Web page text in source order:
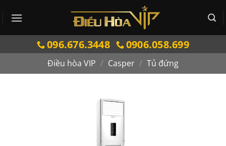
qua
096.676.3448 0906.058.699
Điều hòa VIP / Casper / Tủ đứng